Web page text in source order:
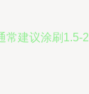
建议涂刷